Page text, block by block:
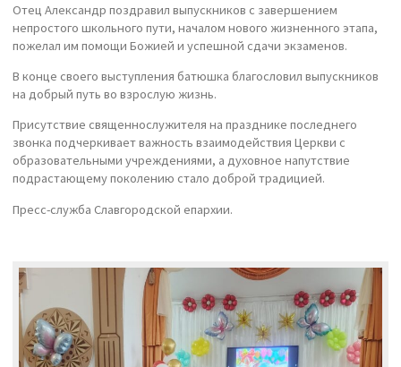
Отец Александр поздравил выпускников с завершением
непростого школьного пути, началом нового жизненного этапа,
пожелал им помощи Божией и успешной сдачи экзаменов.
В конце своего выступления батюшка благословил выпускников
на добрый путь во взрослую жизнь.
Присутствие священнослужителя на празднике последнего
звонка подчеркивает важность взаимодействия Церкви с
образовательными учреждениями, а духовное напутствие
подрастающему поколению стало доброй традицией.
Пресс-служба Славгородской епархии.